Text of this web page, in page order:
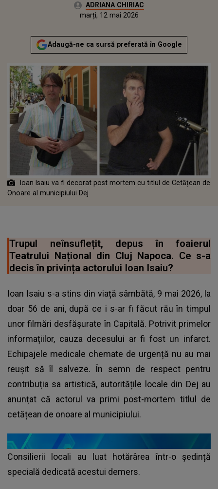
Autor:ADRIANA CHIRIAC
Actualizat:
marți, 12 mai 2026
Adaugă-ne ca sursă preferată în Google
Ioan Isaiu va fi decorat post mortem cu titlul de Cetățean de
Onoare al municipiului Dej
Trupul neînsuflețit, depus în foaierul
Teatrului Național din Cluj Napoca. Ce s-a
decis în privința actorului Ioan Isaiu?
Ioan Isaiu s-a stins din viață sâmbătă, 9 mai 2026, la
doar 56 de ani, după ce i s-ar fi făcut rău în timpul
unor filmări desfășurate în Capitală. Potrivit primelor
informațiilor, cauza decesului ar fi fost un infarct.
Echipajele medicale chemate de urgență nu au mai
reușit să îl salveze. În semn de respect pentru
contribuția sa artistică, autoritățile locale din Dej au
anunțat că actorul va primi post-mortem titlul de
cetățean de onoare al municipiului.
Consilierii locali au luat hotărârea într-o ședință
specială dedicată acestui demers.